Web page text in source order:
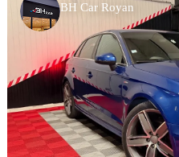
BH Car Royan